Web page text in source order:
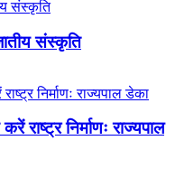
संस्कृति
राष्ट्र निर्माणः राज्यपाल